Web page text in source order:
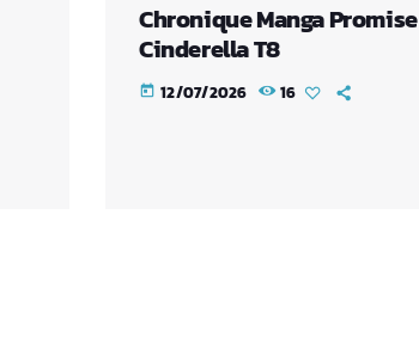
Chronique Manga Promise
Cinderella T8
today 12/07/2026 16